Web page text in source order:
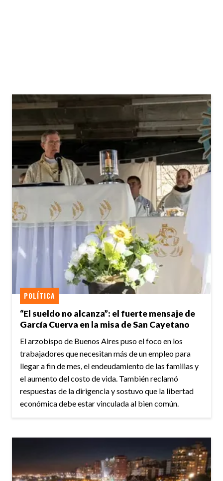
“El sueldo no alcanza”: el fuerte mensaje de
García Cuerva en la misa de San Cayetano
POLÍTICA
El arzobispo de Buenos Aires puso el foco en los
trabajadores que necesitan más de un empleo para
llegar a fin de mes, el endeudamiento de las familias y
el aumento del costo de vida. También reclamó
respuestas de la dirigencia y sostuvo que la libertad
económica debe estar vinculada al bien común.